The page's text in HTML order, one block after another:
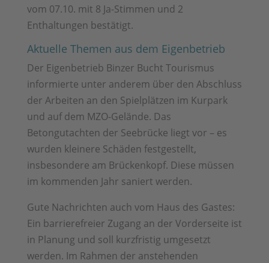
vom 07.10. mit 8 Ja-Stimmen und 2
Enthaltungen bestätigt.
Aktuelle Themen aus dem Eigenbetrieb
Der Eigenbetrieb Binzer Bucht Tourismus
informierte unter anderem über den Abschluss
der Arbeiten an den Spielplätzen im Kurpark
und auf dem MZO-Gelände. Das
Betongutachten der Seebrücke liegt vor – es
wurden kleinere Schäden festgestellt,
insbesondere am Brückenkopf. Diese müssen
im kommenden Jahr saniert werden.
Gute Nachrichten auch vom Haus des Gastes:
Ein barrierefreier Zugang an der Vorderseite ist
in Planung und soll kurzfristig umgesetzt
werden. Im Rahmen der anstehenden